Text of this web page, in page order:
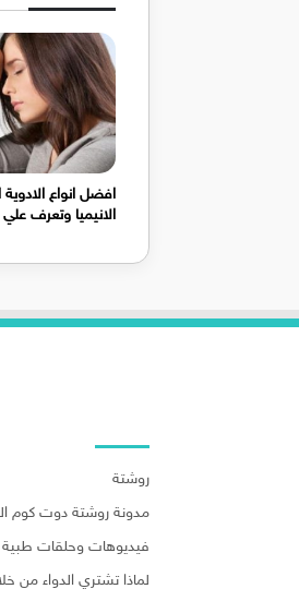
افضل انواع
الانيميا وتعرف
روشتة
مدونة روشتة دوت كوم
فيديوهات وحلقات طبية
لماذا تشتري الدواء من